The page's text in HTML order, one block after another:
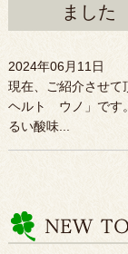
ました
2024年06月11日
現在、ご紹介させて
ヘルト ウノ」です
るい酸味...